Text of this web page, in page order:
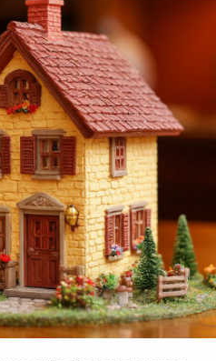
Счётная палата Городского
Избирательная
Гостям Городского
Общественная